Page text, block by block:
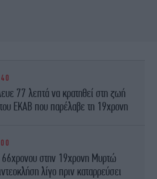
77 λεπτά να κρατηθεί στη ζωή
ΕΚΑΒ που παρέλαβε τη 19χρονη
στην 19χρονη Μυρτώ
λίγο πριν καταρρεύσει